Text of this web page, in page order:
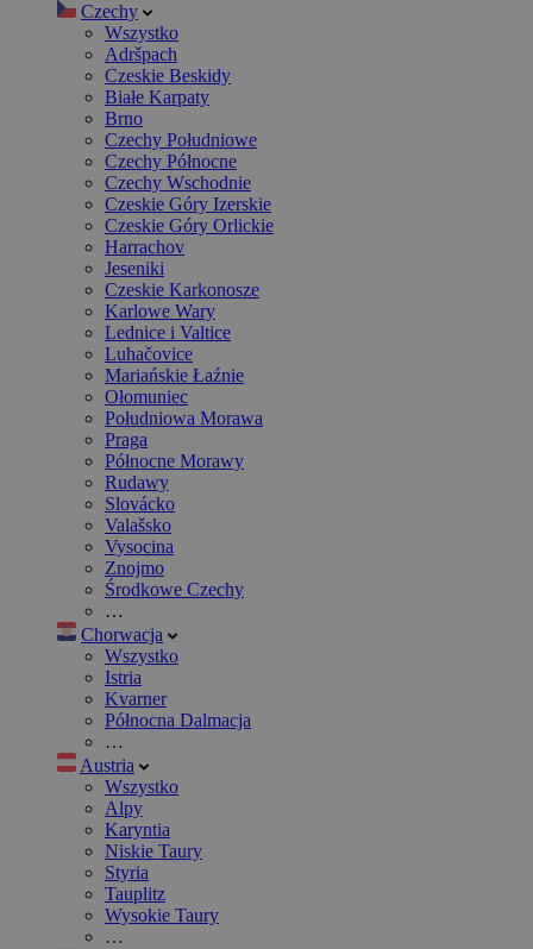
Czechy
Wszystko
Adršpach
Czeskie Beskidy
Białe Karpaty
Brno
Czechy Południowe
Czechy Północne
Czechy Wschodnie
Czeskie Góry Izerskie
Czeskie Góry Orlickie
Harrachov
Jeseniki
Czeskie Karkonosze
Karlowe Wary
Lednice i Valtice
Luhačovice
Mariańskie Łaźnie
Ołomuniec
Południowa Morawa
Praga
Północne Morawy
Rudawy
Slovácko
Valašsko
Vysocina
Znojmo
Środkowe Czechy
…
Chorwacja
Wszystko
Istria
Kvarner
Północna Dalmacja
…
Austria
Wszystko
Alpy
Karyntia
Niskie Taury
Styria
Tauplitz
Wysokie Taury
…